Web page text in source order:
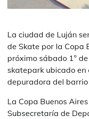
La ciudad de Luján
de Skate por la Copa
próximo sábado 1°
skatepark ubicado
depuradora del
La Copa Buenos
Subsecretaría de